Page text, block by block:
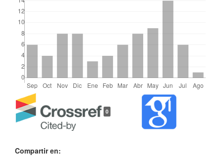
Detalles
del
artículo
0
Compartir en: